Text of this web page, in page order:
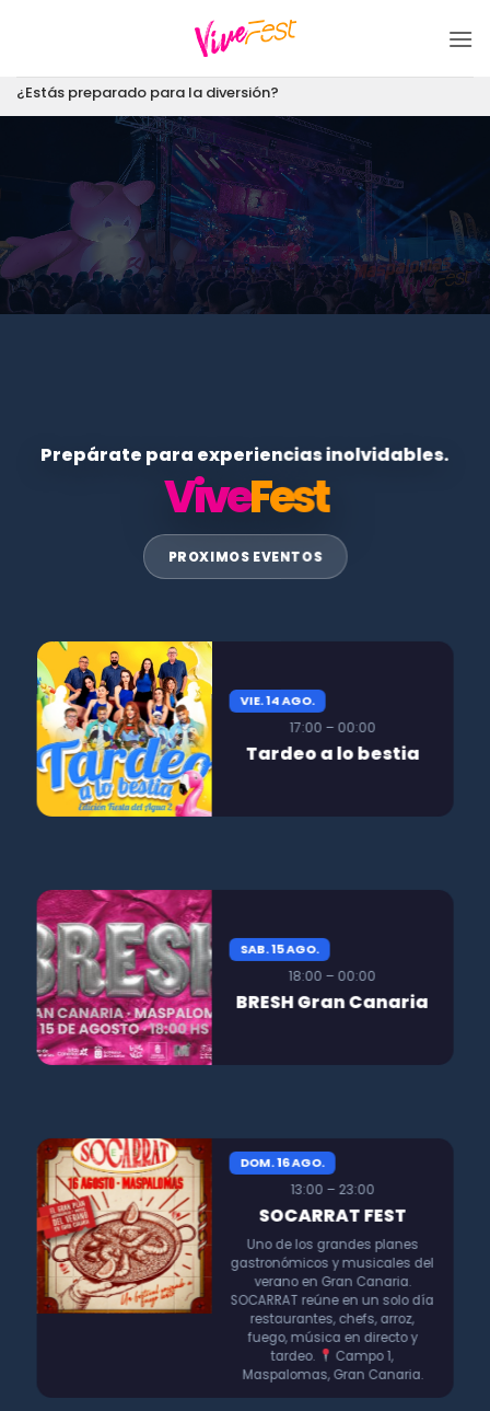
¿Estás preparado para la diversión?
Prepárate para experiencias inolvidables.
ViveFest
PROXIMOS EVENTOS
VIE. 14 AGO.
17:00 – 00:00
Tardeo a lo bestia
SAB. 15 AGO.
18:00 – 00:00
BRESH Gran Canaria
DOM. 16 AGO.
13:00 – 23:00
SOCARRAT FEST
Uno de los grandes planes
gastronómicos y musicales del
verano en Gran Canaria.
SOCARRAT reúne en un solo día
restaurantes, chefs, arroz,
fuego, música en directo y
tardeo.
Campo 1,
Maspalomas, Gran Canaria.